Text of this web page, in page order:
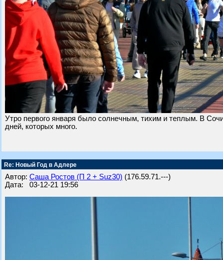
Утро первого января было солнечным, тихим и теплым. В
дней, которых много.
Re: Новый Год в Адлере
Автор: Саша Ростов (П 2 + Suz30) (176.59.71.---)
Дата: 03-12-21 19:56